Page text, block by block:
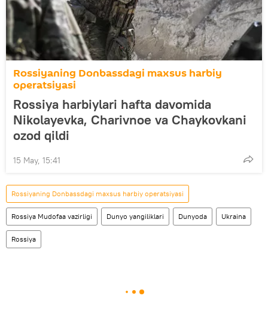
Rossiyaning Donbassdagi maxsus harbiy
operatsiyasi
Rossiya harbiylari hafta davomida
Nikolayevka, Charivnoe va Chaykovkani
ozod qildi
15 May, 15:41
Rossiyaning Donbassdagi maxsus harbiy operatsiyasi
Rossiya Mudofaa vazirligi Dunyo yangiliklari Dunyoda Ukraina
Rossiya